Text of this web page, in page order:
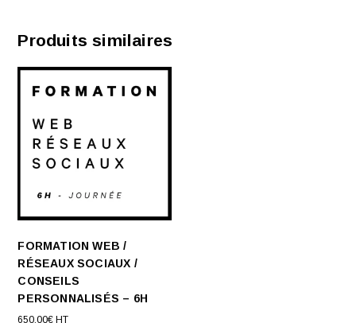
Produits similaires
FORMATION WEB /
RÉSEAUX SOCIAUX /
CONSEILS
PERSONNALISÉS – 6H
650,00€ HT